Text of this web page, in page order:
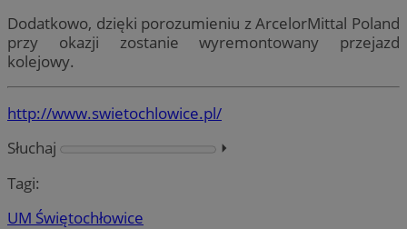
Dodatkowo, dzięki porozumieniu z ArcelorMittal Poland
przy okazji zostanie wyremontowany przejazd
kolejowy.
http://www.swietochlowice.pl/
Słuchaj
⏵︎
Tagi:
UM Świętochłowice